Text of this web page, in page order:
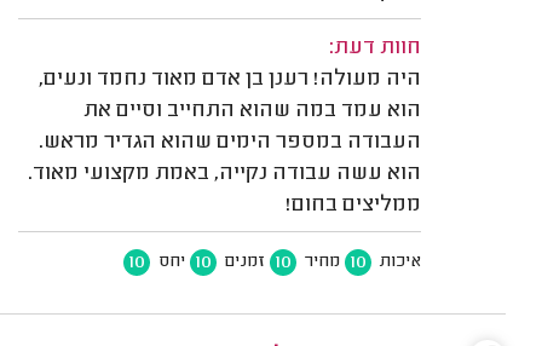
חוות דעת:
היה מעולה! רענן בן אדם מאוד נחמד ונעים,
הוא עמד במה שהוא התחייב וסיים את
העבודה במספר הימים שהוא הגדיר מראש.
הוא עשה עבודה נקייה, באמת מקצועי מאוד.
ממליצים בחום!
איכות 10 מחיר 10 זמנים 10 יחס 10